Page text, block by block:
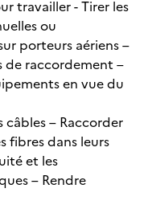
travailler - Tirer les
ou
porteurs aériens –
de raccordement –
en vue du
– Raccorder
fibres dans leurs
et les
– Rendre